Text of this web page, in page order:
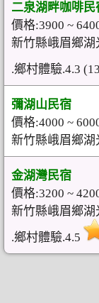
二泉湖畔咖啡民
價格:3900 ~
新竹縣峨眉鄉湖
.鄉村體驗.4.3
彌湖山民宿
價格:4000 ~
新竹縣峨眉鄉湖
金湖灣民宿
價格:3200 ~
新竹縣峨眉鄉湖
.鄉村體驗.4.5